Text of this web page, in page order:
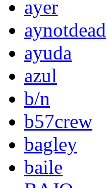
ayer
aynotdead
ayuda
azul
b/n
b57crew
bagley
baile